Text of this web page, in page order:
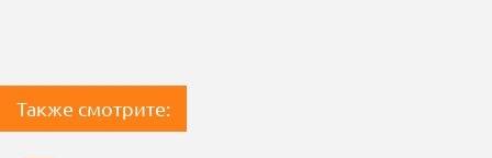
Также смотрите: